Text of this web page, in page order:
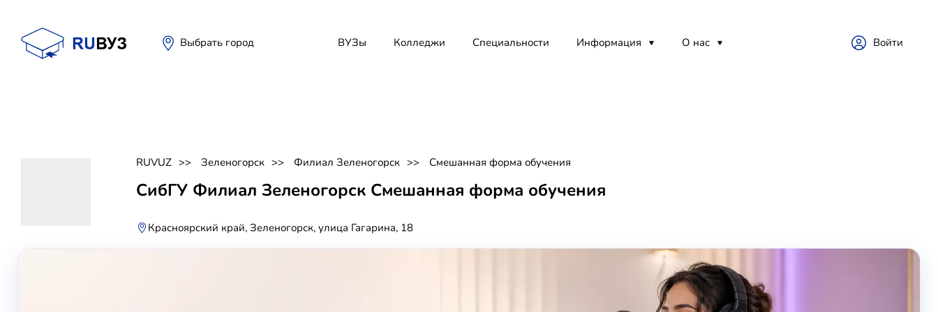
Выбрать город ВУЗы Колледжи Специальности Информация О нас Войти
RUVUZ Зеленогорск Филиал Зеленогорск Смешанная форма обучения
СибГУ Филиал Зеленогорск Смешанная форма обучения
Красноярский край, Зеленогорск, улица Гагарина, 18